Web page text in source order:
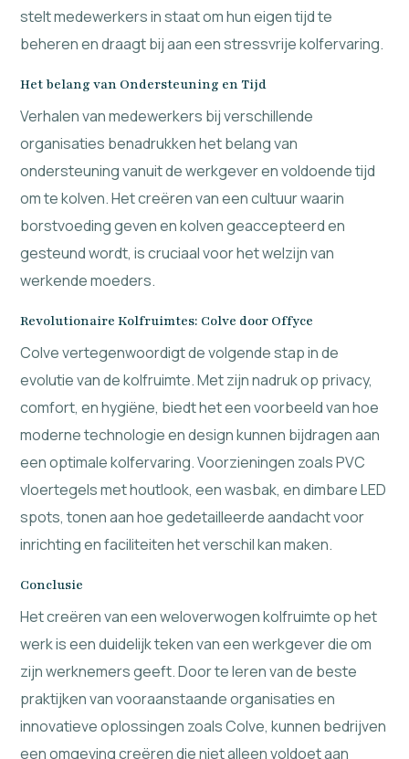
stelt medewerkers in staat om hun eigen tijd te
beheren en draagt bij aan een stressvrije kolfervaring.
Het belang van Ondersteuning en Tijd
Verhalen van medewerkers bij verschillende
organisaties benadrukken het belang van
ondersteuning vanuit de werkgever en voldoende tijd
om te kolven. Het creëren van een cultuur waarin
borstvoeding geven en kolven geaccepteerd en
gesteund wordt, is cruciaal voor het welzijn van
werkende moeders.
Revolutionaire Kolfruimtes: Colve door Offyce
Colve vertegenwoordigt de volgende stap in de
evolutie van de kolfruimte. Met zijn nadruk op privacy,
comfort, en hygiëne, biedt het een voorbeeld van hoe
moderne technologie en design kunnen bijdragen aan
een optimale kolfervaring. Voorzieningen zoals PVC
vloertegels met houtlook, een wasbak, en dimbare LED
spots, tonen aan hoe gedetailleerde aandacht voor
inrichting en faciliteiten het verschil kan maken.
Conclusie
Het creëren van een weloverwogen kolfruimte op het
werk is een duidelijk teken van een werkgever die om
zijn werknemers geeft. Door te leren van de beste
praktijken van vooraanstaande organisaties en
innovatieve oplossingen zoals Colve, kunnen bedrijven
een omgeving creëren die niet alleen voldoet aan